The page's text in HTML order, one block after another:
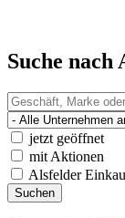
Suche nach
jetzt geöffnet
mit Aktionen
Alsfelder